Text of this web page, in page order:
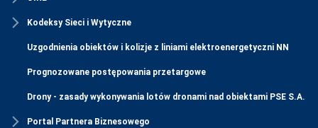
Kodeksy Sieci i Wytyczne
Uzgodnienia obiektów i kolizje z liniami elektroenergetyczni NN
Prognozowane postępowania przetargowe
Drony - zasady wykonywania lotów dronami nad obiektami PSE S.A.
Portal Partnera Biznesowego